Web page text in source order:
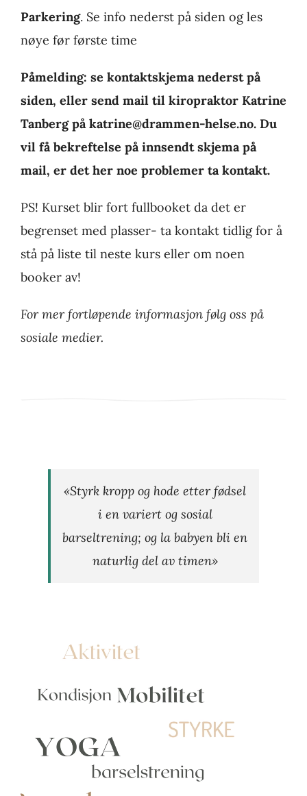
Parkering. Se info nederst på siden og les
nøye før første time
Påmelding: se kontaktskjema nederst på
siden, eller send mail til kiropraktor Katrine
Tanberg på katrine@drammen-helse.no. Du
vil få bekreftelse på innsendt skjema på
mail, er det her noe problemer ta kontakt.
PS! Kurset blir fort fullbooket da det er
begrenset med plasser- ta kontakt tidlig for å
stå på liste til neste kurs eller om noen
booker av!
For mer fortløpende informasjon følg oss på
sosiale medier.
«Styrk kropp og hode etter fødsel
i en variert og sosial
barseltrening; og la babyen bli en
naturlig del av timen»